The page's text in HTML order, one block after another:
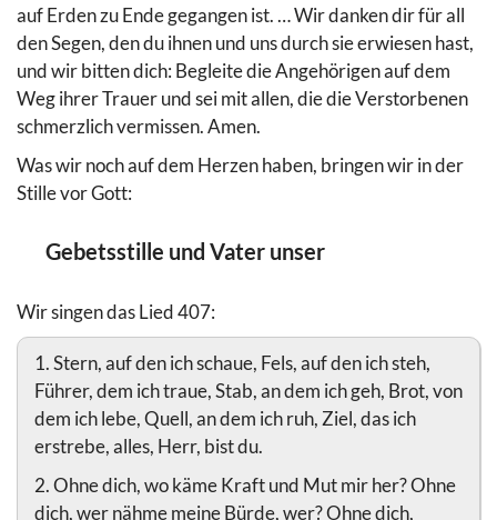
auf Erden zu Ende gegangen ist. … Wir danken dir für all
den Segen, den du ihnen und uns durch sie erwiesen hast,
und wir bitten dich: Begleite die Angehörigen auf dem
Weg ihrer Trauer und sei mit allen, die die Verstorbenen
schmerzlich vermissen. Amen.
Was wir noch auf dem Herzen haben, bringen wir in der
Stille vor Gott:
Gebetsstille und Vater unser
Wir singen das Lied 407:
1. Stern, auf den ich schaue, Fels, auf den ich steh,
Führer, dem ich traue, Stab, an dem ich geh, Brot, von
dem ich lebe, Quell, an dem ich ruh, Ziel, das ich
erstrebe, alles, Herr, bist du.
2. Ohne dich, wo käme Kraft und Mut mir her? Ohne
dich, wer nähme meine Bürde, wer? Ohne dich,